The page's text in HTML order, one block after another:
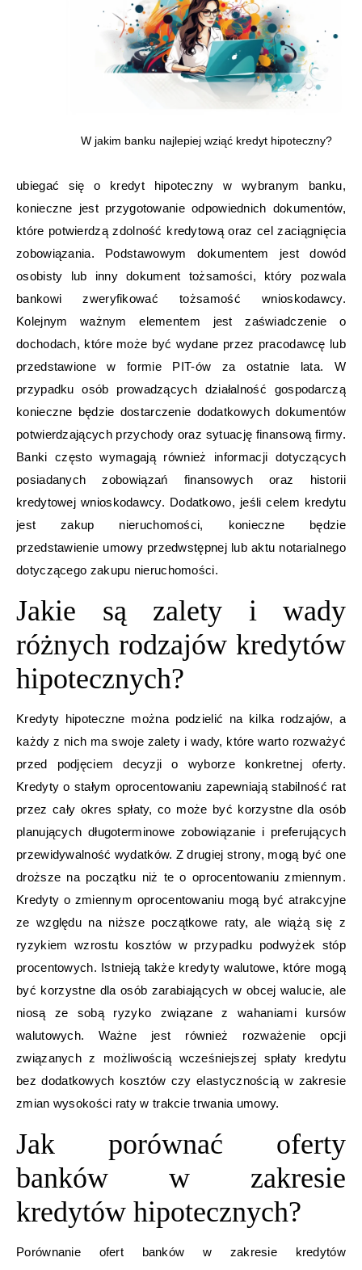
W jakim banku najlepiej wziąć kredyt hipoteczny?
ubiegać się o kredyt hipoteczny w wybranym banku,
konieczne jest przygotowanie odpowiednich dokumentów,
które potwierdzą zdolność kredytową oraz cel zaciągnięcia
zobowiązania. Podstawowym dokumentem jest dowód
osobisty lub inny dokument tożsamości, który pozwala
bankowi zweryfikować tożsamość wnioskodawcy.
Kolejnym ważnym elementem jest zaświadczenie o
dochodach, które może być wydane przez pracodawcę lub
przedstawione w formie PIT-ów za ostatnie lata. W
przypadku osób prowadzących działalność gospodarczą
konieczne będzie dostarczenie dodatkowych dokumentów
potwierdzających przychody oraz sytuację finansową firmy.
Banki często wymagają również informacji dotyczących
posiadanych zobowiązań finansowych oraz historii
kredytowej wnioskodawcy. Dodatkowo, jeśli celem kredytu
jest zakup nieruchomości, konieczne będzie
przedstawienie umowy przedwstępnej lub aktu notarialnego
dotyczącego zakupu nieruchomości.
Jakie są zalety i wady
różnych rodzajów kredytów
hipotecznych?
Kredyty hipoteczne można podzielić na kilka rodzajów, a
każdy z nich ma swoje zalety i wady, które warto rozważyć
przed podjęciem decyzji o wyborze konkretnej oferty.
Kredyty o stałym oprocentowaniu zapewniają stabilność rat
przez cały okres spłaty, co może być korzystne dla osób
planujących długoterminowe zobowiązanie i preferujących
przewidywalność wydatków. Z drugiej strony, mogą być one
droższe na początku niż te o oprocentowaniu zmiennym.
Kredyty o zmiennym oprocentowaniu mogą być atrakcyjne
ze względu na niższe początkowe raty, ale wiążą się z
ryzykiem wzrostu kosztów w przypadku podwyżek stóp
procentowych. Istnieją także kredyty walutowe, które mogą
być korzystne dla osób zarabiających w obcej walucie, ale
niosą ze sobą ryzyko związane z wahaniami kursów
walutowych. Ważne jest również rozważenie opcji
związanych z możliwością wcześniejszej spłaty kredytu
bez dodatkowych kosztów czy elastycznością w zakresie
zmian wysokości raty w trakcie trwania umowy.
Jak porównać oferty
banków w zakresie
kredytów hipotecznych?
Porównanie ofert banków w zakresie kredytów